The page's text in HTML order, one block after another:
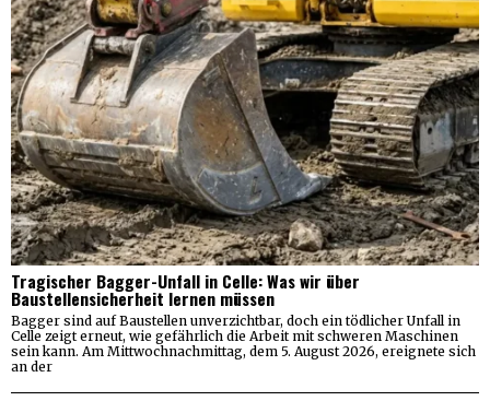
Tragischer Bagger-Unfall in Celle: Was wir über
Baustellensicherheit lernen müssen
Bagger sind auf Baustellen unverzichtbar, doch ein tödlicher Unfall in
Celle zeigt erneut, wie gefährlich die Arbeit mit schweren Maschinen
sein kann. Am Mittwochnachmittag, dem 5. August 2026, ereignete sich
an der